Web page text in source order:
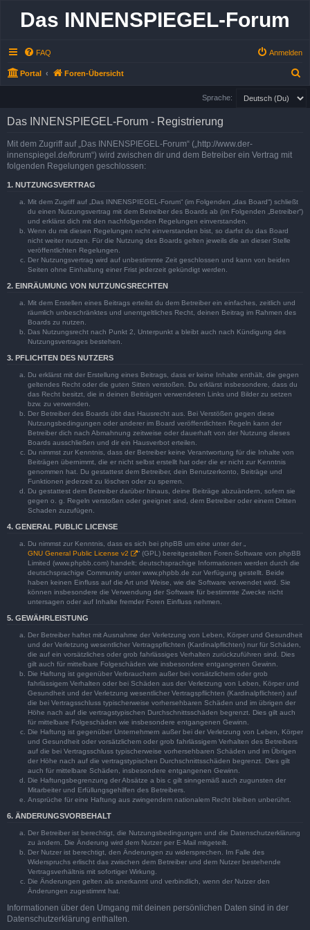
Das INNENSPIEGEL-Forum
FAQ Anmelden
Portal Foren-Übersicht
Sprache:
Das INNENSPIEGEL-Forum - Registrierung
Mit dem Zugriff auf „Das INNENSPIEGEL-Forum“ („http://www.der-
innenspiegel.de/forum“) wird zwischen dir und dem Betreiber ein Vertrag mit
folgenden Regelungen geschlossen:
1. NUTZUNGSVERTRAG
Mit dem Zugriff auf „Das INNENSPIEGEL-Forum“ (im Folgenden „das Board“) schließt
du einen Nutzungsvertrag mit dem Betreiber des Boards ab (im Folgenden „Betreiber“)
und erklärst dich mit den nachfolgenden Regelungen einverstanden.
Wenn du mit diesen Regelungen nicht einverstanden bist, so darfst du das Board
nicht weiter nutzen. Für die Nutzung des Boards gelten jeweils die an dieser Stelle
veröffentlichten Regelungen.
Der Nutzungsvertrag wird auf unbestimmte Zeit geschlossen und kann von beiden
Seiten ohne Einhaltung einer Frist jederzeit gekündigt werden.
2. EINRÄUMUNG VON NUTZUNGSRECHTEN
Mit dem Erstellen eines Beitrags erteilst du dem Betreiber ein einfaches, zeitlich und
räumlich unbeschränktes und unentgeltliches Recht, deinen Beitrag im Rahmen des
Boards zu nutzen.
Das Nutzungsrecht nach Punkt 2, Unterpunkt a bleibt auch nach Kündigung des
Nutzungsvertrages bestehen.
3. PFLICHTEN DES NUTZERS
Du erklärst mit der Erstellung eines Beitrags, dass er keine Inhalte enthält, die gegen
geltendes Recht oder die guten Sitten verstoßen. Du erklärst insbesondere, dass du
das Recht besitzt, die in deinen Beiträgen verwendeten Links und Bilder zu setzen
bzw. zu verwenden.
Der Betreiber des Boards übt das Hausrecht aus. Bei Verstößen gegen diese
Nutzungsbedingungen oder anderer im Board veröffentlichten Regeln kann der
Betreiber dich nach Abmahnung zeitweise oder dauerhaft von der Nutzung dieses
Boards ausschließen und dir ein Hausverbot erteilen.
Du nimmst zur Kenntnis, dass der Betreiber keine Verantwortung für die Inhalte von
Beiträgen übernimmt, die er nicht selbst erstellt hat oder die er nicht zur Kenntnis
genommen hat. Du gestattest dem Betreiber, dein Benutzerkonto, Beiträge und
Funktionen jederzeit zu löschen oder zu sperren.
Du gestattest dem Betreiber darüber hinaus, deine Beiträge abzuändern, sofern sie
gegen o. g. Regeln verstoßen oder geeignet sind, dem Betreiber oder einem Dritten
Schaden zuzufügen.
4. GENERAL PUBLIC LICENSE
Du nimmst zur Kenntnis, dass es sich bei phpBB um eine unter der „
GNU General Public License v2
“ (GPL) bereitgestellten Foren-Software von phpBB
Limited (www.phpbb.com) handelt; deutschsprachige Informationen werden durch die
deutschsprachige Community unter www.phpbb.de zur Verfügung gestellt. Beide
haben keinen Einfluss auf die Art und Weise, wie die Software verwendet wird. Sie
können insbesondere die Verwendung der Software für bestimmte Zwecke nicht
untersagen oder auf Inhalte fremder Foren Einfluss nehmen.
5. GEWÄHRLEISTUNG
Der Betreiber haftet mit Ausnahme der Verletzung von Leben, Körper und Gesundheit
und der Verletzung wesentlicher Vertragspflichten (Kardinalpflichten) nur für Schäden,
die auf ein vorsätzliches oder grob fahrlässiges Verhalten zurückzuführen sind. Dies
gilt auch für mittelbare Folgeschäden wie insbesondere entgangenen Gewinn.
Die Haftung ist gegenüber Verbrauchern außer bei vorsätzlichem oder grob
fahrlässigem Verhalten oder bei Schäden aus der Verletzung von Leben, Körper und
Gesundheit und der Verletzung wesentlicher Vertragspflichten (Kardinalpflichten) auf
die bei Vertragsschluss typischerweise vorhersehbaren Schäden und im übrigen der
Höhe nach auf die vertragstypischen Durchschnittsschäden begrenzt. Dies gilt auch
für mittelbare Folgeschäden wie insbesondere entgangenen Gewinn.
Die Haftung ist gegenüber Unternehmern außer bei der Verletzung von Leben, Körper
und Gesundheit oder vorsätzlichem oder grob fahrlässigem Verhalten des Betreibers
auf die bei Vertragsschluss typischerweise vorhersehbaren Schäden und im Übrigen
der Höhe nach auf die vertragstypischen Durchschnittsschäden begrenzt. Dies gilt
auch für mittelbare Schäden, insbesondere entgangenen Gewinn.
Die Haftungsbegrenzung der Absätze a bis c gilt sinngemäß auch zugunsten der
Mitarbeiter und Erfüllungsgehilfen des Betreibers.
Ansprüche für eine Haftung aus zwingendem nationalem Recht bleiben unberührt.
6. ÄNDERUNGSVORBEHALT
Der Betreiber ist berechtigt, die Nutzungsbedingungen und die Datenschutzerklärung
zu ändern. Die Änderung wird dem Nutzer per E-Mail mitgeteilt.
Der Nutzer ist berechtigt, den Änderungen zu widersprechen. Im Falle des
Widerspruchs erlischt das zwischen dem Betreiber und dem Nutzer bestehende
Vertragsverhältnis mit sofortiger Wirkung.
Die Änderungen gelten als anerkannt und verbindlich, wenn der Nutzer den
Änderungen zugestimmt hat.
Informationen über den Umgang mit deinen persönlichen Daten sind in der
Datenschutzerklärung enthalten.